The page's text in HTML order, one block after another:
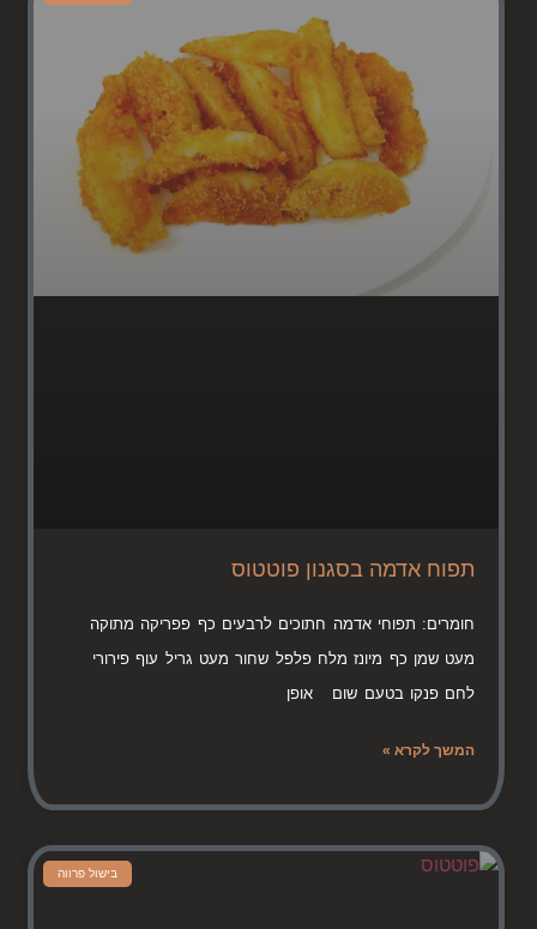
תפוח אדמה בסגנון פוטטוס
חומרים: תפוחי אדמה חתוכים לרבעים כף פפריקה מתוקה
מעט שמן כף מיונז מלח פלפל שחור מעט גריל עוף פירורי
לחם פנקו בטעם שום אופן
המשך לקרא »
בישול פרווה